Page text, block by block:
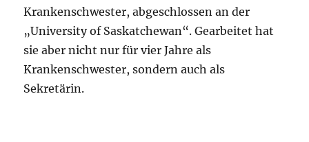
Krankenschwester, abgeschlossen an der
„University of Saskatchewan“. Gearbeitet hat
sie aber nicht nur für vier Jahre als
Krankenschwester, sondern auch als
Sekretärin.